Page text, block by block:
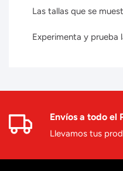
Las tallas que se
Experimenta y prueba
Envíos a todo el
Llevamos tus